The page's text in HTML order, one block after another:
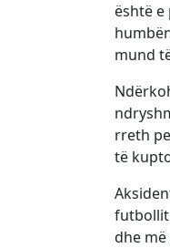
është
mund
rreth
të
dhe